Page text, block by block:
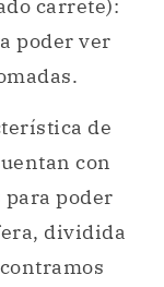
carrete):
poder ver
de
con
para poder
dividida